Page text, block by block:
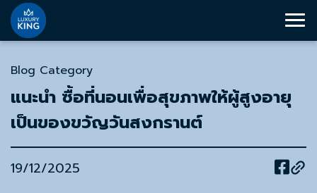
Blog Category
แนะนำ ซื้อที่นอนเพื่อสุขภาพให้ผู้สูงอายุ
เป็นของขวัญวันสงกรานต์
19/12/2025